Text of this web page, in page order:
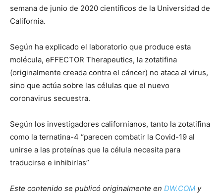
semana de junio de 2020 científicos de la Universidad de
California.
Según ha explicado el laboratorio que produce esta
molécula, eFFECTOR Therapeutics, la zotatifina
(originalmente creada contra el cáncer) no ataca al virus,
sino que actúa sobre las células que el nuevo
coronavirus secuestra.
Según los investigadores californianos, tanto la zotatifina
como la ternatina-4 “parecen combatir la Covid-19 al
unirse a las proteínas que la célula necesita para
traducirse e inhibirlas”
Este contenido se publicó originalmente en DW.COM y